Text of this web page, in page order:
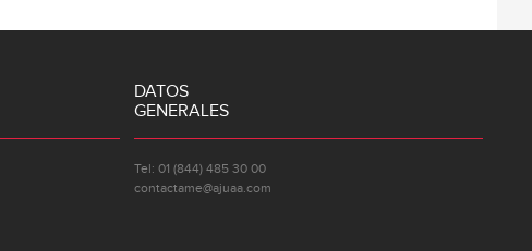
DATOS
GENERALES
Tel: 01 (844) 485 30 00
contactame@ajuaa.com